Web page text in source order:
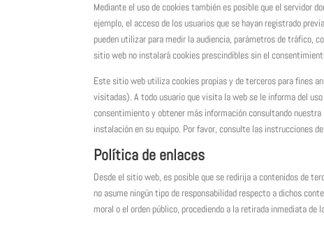
Mediante el uso de cookies también es posible que el servidor
ejemplo, el acceso de los usuarios que se hayan registrado
pueden utilizar para medir la audiencia, parámetros de tráfico,
sitio web no instalarácookiesprescindibles sin el
Este sitio web utiliza cookies propias y de terceros para fines
visitadas). A todo usuario que visita la web se le informa del
consentimiento y obtener más información consultando
instalación en su equipo. Por favor, consulte las instrucciones
Política de enlaces
Desde el sitio web, es posible que se redirija a contenidos de
no asume ningún tipo de responsabilidad respecto a dichos
moral o el orden público, procediendo a la retirada inmediata